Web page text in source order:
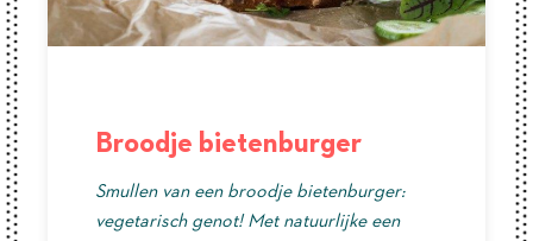
Broodje bietenburger
Smullen van een broodje bietenburger:
vegetarisch genot! Met natuurlijke een